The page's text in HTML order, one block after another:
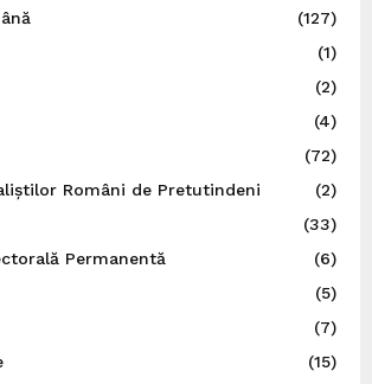
(127)
(1)
(2)
(4)
(72)
Români de Pretutindeni
(2)
(33)
Permanentă
(6)
(5)
(7)
(15)